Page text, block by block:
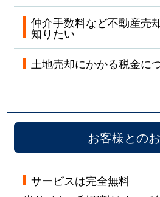
仲介手数料など不動産売
知りたい
土地売却にかかる税金に
お客様との
サービスは完全無料